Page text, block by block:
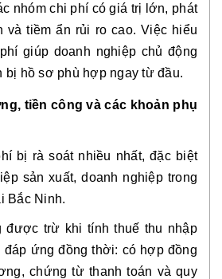
nhóm chi phí có giá trị lớn, phát
và tiềm ẩn rủi ro cao. Việc hiểu
giúp doanh nghiệp chủ động
bị hồ sơ phù hợp ngay từ đầu.
tiền công và các khoản phụ
bị rà soát nhiều nhất, đặc biệt
sản xuất, doanh nghiệp trong
Bắc Ninh.
trừ khi tính thuế thu nhập
đáp ứng đồng thời: có hợp đồng
chứng từ thanh toán và quy